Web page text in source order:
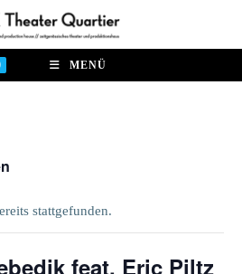
MENÜ
stattgefunden.
feat. Eric Piltz